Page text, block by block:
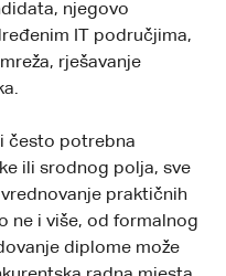
njegovo
IT područjima,
rješavanje
često potrebna
ili srodnog polja, sve
praktičnih
ne i više, od formalnog
diplome može